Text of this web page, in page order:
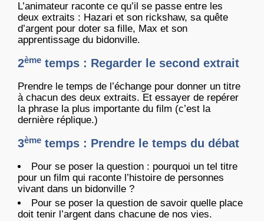
L’animateur raconte ce qu’il se passe entre les
deux extraits : Hazari et son rickshaw, sa quête
d’argent pour doter sa fille, Max et son
apprentissage du bidonville.
2ème temps : Regarder le second extrait
Prendre le temps de l’échange pour donner un titre
à chacun des deux extraits. Et essayer de repérer
la phrase la plus importante du film (c’est la
dernière réplique.)
3ème temps : Prendre le temps du débat
Pour se poser la question : pourquoi un tel titre
pour un film qui raconte l’histoire de personnes
vivant dans un bidonville ?
Pour se poser la question de savoir quelle place
doit tenir l’argent dans chacune de nos vies.